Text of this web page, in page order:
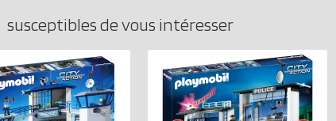
susceptibles de vous intéresser